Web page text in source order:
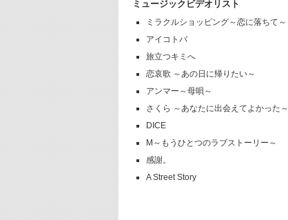
ミュージックビデオリスト
ミラクルショッピング～恋に落ちて～
アイコトバ
旅立つキミへ
恋哀歌 ～あの日に帰りたい～
アンマー～母唄～
さくら ～あなたに出会えてよかった～
DICE
M～もうひとつのラブストーリー～
感謝。
A Street Story